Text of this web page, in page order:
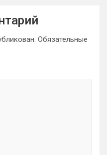
Обязательные